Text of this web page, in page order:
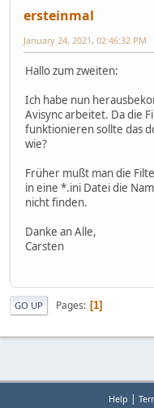
ersteinmal
January 24, 2021, 02:46:32 PM
Hallo zum zweiten:
Ich habe nun
Avisync arbeitet. Da die
funktionieren sollte das
wie?
Früher mußt man die
in eine *.ini Datei die
nicht finden.
Danke an Alle,
Carsten
GO UP Pages 1
Help